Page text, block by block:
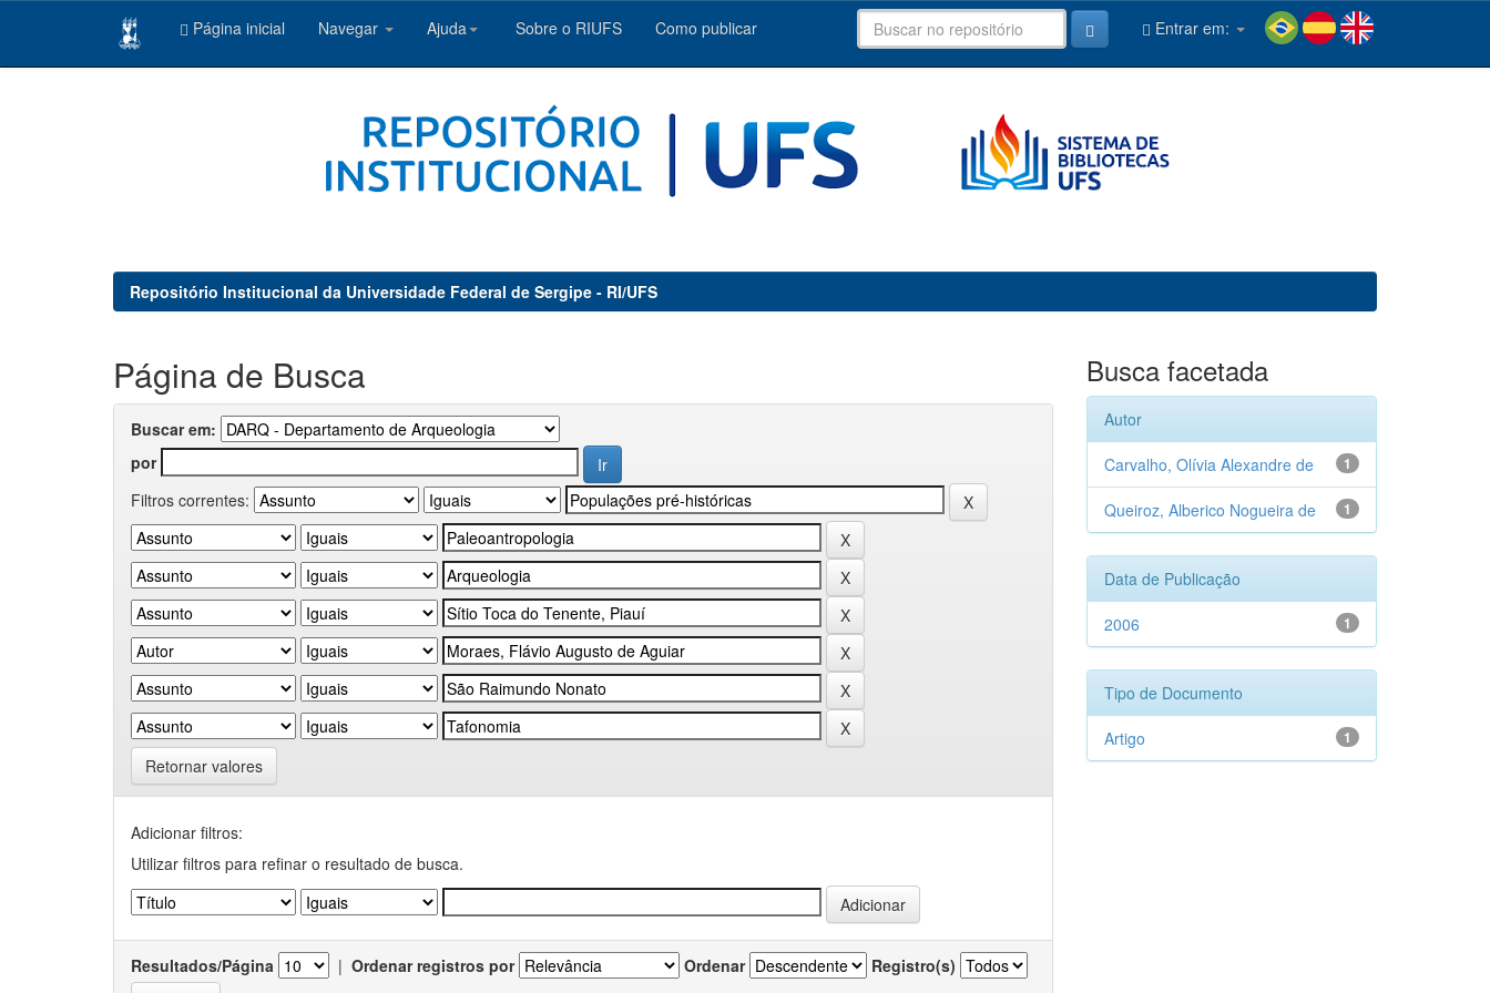
Página inicial Navegar Ajuda Sobre o RIUFS Como publicar Entrar em:
Repositório Institucional da Universidade Federal de Sergipe - RI/UFS
Página de Busca
Buscar em:
por
Filtros correntes:
Retornar valores
Adicionar filtros:
Utilizar filtros para refinar o resultado de busca.
Resultados/Página | Ordenar registros por Ordenar Registro(s)
Busca facetada
Autor
1
Carvalho, Olívia Alexandre de
1
Queiroz, Alberico Nogueira de
Data de Publicação
1
2006
Tipo de Documento
1
Artigo